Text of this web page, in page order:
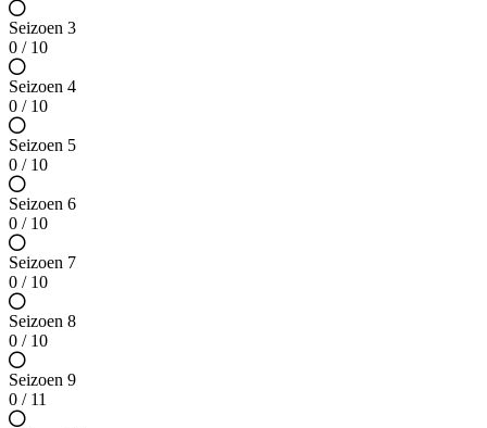
Seizoen 3
0 / 10
Seizoen 4
0 / 10
Seizoen 5
0 / 10
Seizoen 6
0 / 10
Seizoen 7
0 / 10
Seizoen 8
0 / 10
Seizoen 9
0 / 11